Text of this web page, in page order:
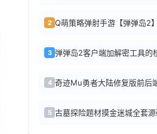
2
3
4
5 古墓探险题材摸金迷城全套